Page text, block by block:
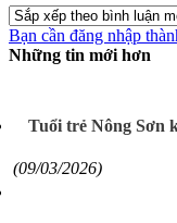
Bạn cần đăng nhập
Những tin mới hơn
Tuổi trẻ Nông Sơn
(09/03/2026)